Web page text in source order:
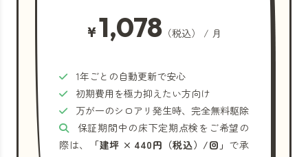
¥1,078（税込） / 月
1年ごとの自動更新で安心
初期費用を極力抑えたい方向け
万が一のシロアリ発生時、完全無料駆除
保証期間中の床下定期点検をご希望の
際は、
「建坪 × 440円（税込）/回」 で承